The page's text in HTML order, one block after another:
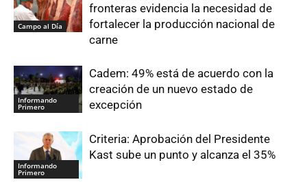
Campo al Día
fronteras evidencia la necesidad de
fortalecer la producción nacional de
carne
Informando
Primero
Cadem: 49% está de acuerdo con la
creación de un nuevo estado de
excepción
Informando
Primero
Criteria: Aprobación del Presidente
Kast sube un punto y alcanza el 35%